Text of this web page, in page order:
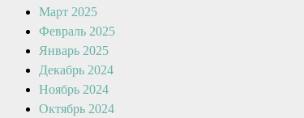
Март 2025
Февраль 2025
Январь 2025
Декабрь 2024
Ноябрь 2024
Октябрь 2024